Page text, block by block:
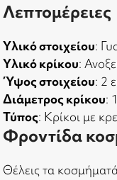
Λεπτομέρειες
Υλικό στοιχείου:
Υλικό κρίκου:
Ύψος στοιχείου: 2
Διάμετρος κρίκου:
Τύπος: Κρίκοι με
Φροντίδα
Θέλεις τα